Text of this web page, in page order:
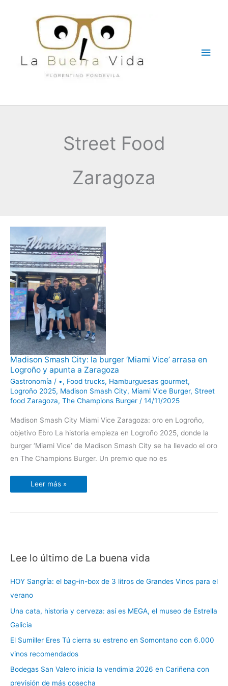
Street Food
Zaragoza
Madison Smash City: la burger ‘Miami Vice’ arrasa en
Logroño y apunta a Zaragoza
Gastronomía / •, Food trucks, Hamburguesas gourmet,
Logroño 2025, Madison Smash City, Miami Vice Burger, Street
food Zaragoza, The Champions Burger / 14/11/2025
Madison Smash City Miami Vice Zaragoza: oro en Logroño,
objetivo Ebro La historia empieza en Logroño 2025, donde la
burger ‘Miami Vice’ de Madison Smash City se ha llevado el oro
en The Champions Burger. Un premio que no es
Madison
Smash
City:
burger
‘Miami
Vice’
arrasa
Logroño
y
apunta
a
Zaragoza
Leer más »
Lee lo último de La buena vida
HOY Sangría: el bag-in-box de 3 litros de Grandes Vinos para el
verano
Una cata, historia y cerveza: así es MEGA, el museo de Estrella
Galicia
El Sumiller Eres Tú cierra su estreno en Somontano con 6.000
vinos recomendados
Bodegas San Valero inicia la vendimia 2026 en Cariñena con
previsión de más cosecha
C
t
e
g
o
r
í
a
s